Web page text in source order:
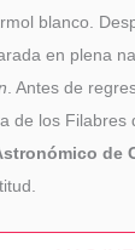
blanco.
en plena
. Antes de
de los Filabres
de